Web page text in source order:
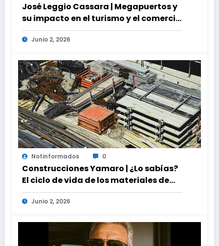
José Leggio Cassara | Megapuertos y
su impacto en el turismo y el comercio
global
Junio 2, 2026
Notinformados 0
Construcciones Yamaro | ¿Lo sabías?
El ciclo de vida de los materiales de
construcción revoluciona eficiencia
en proyectos modernos
Junio 2, 2026